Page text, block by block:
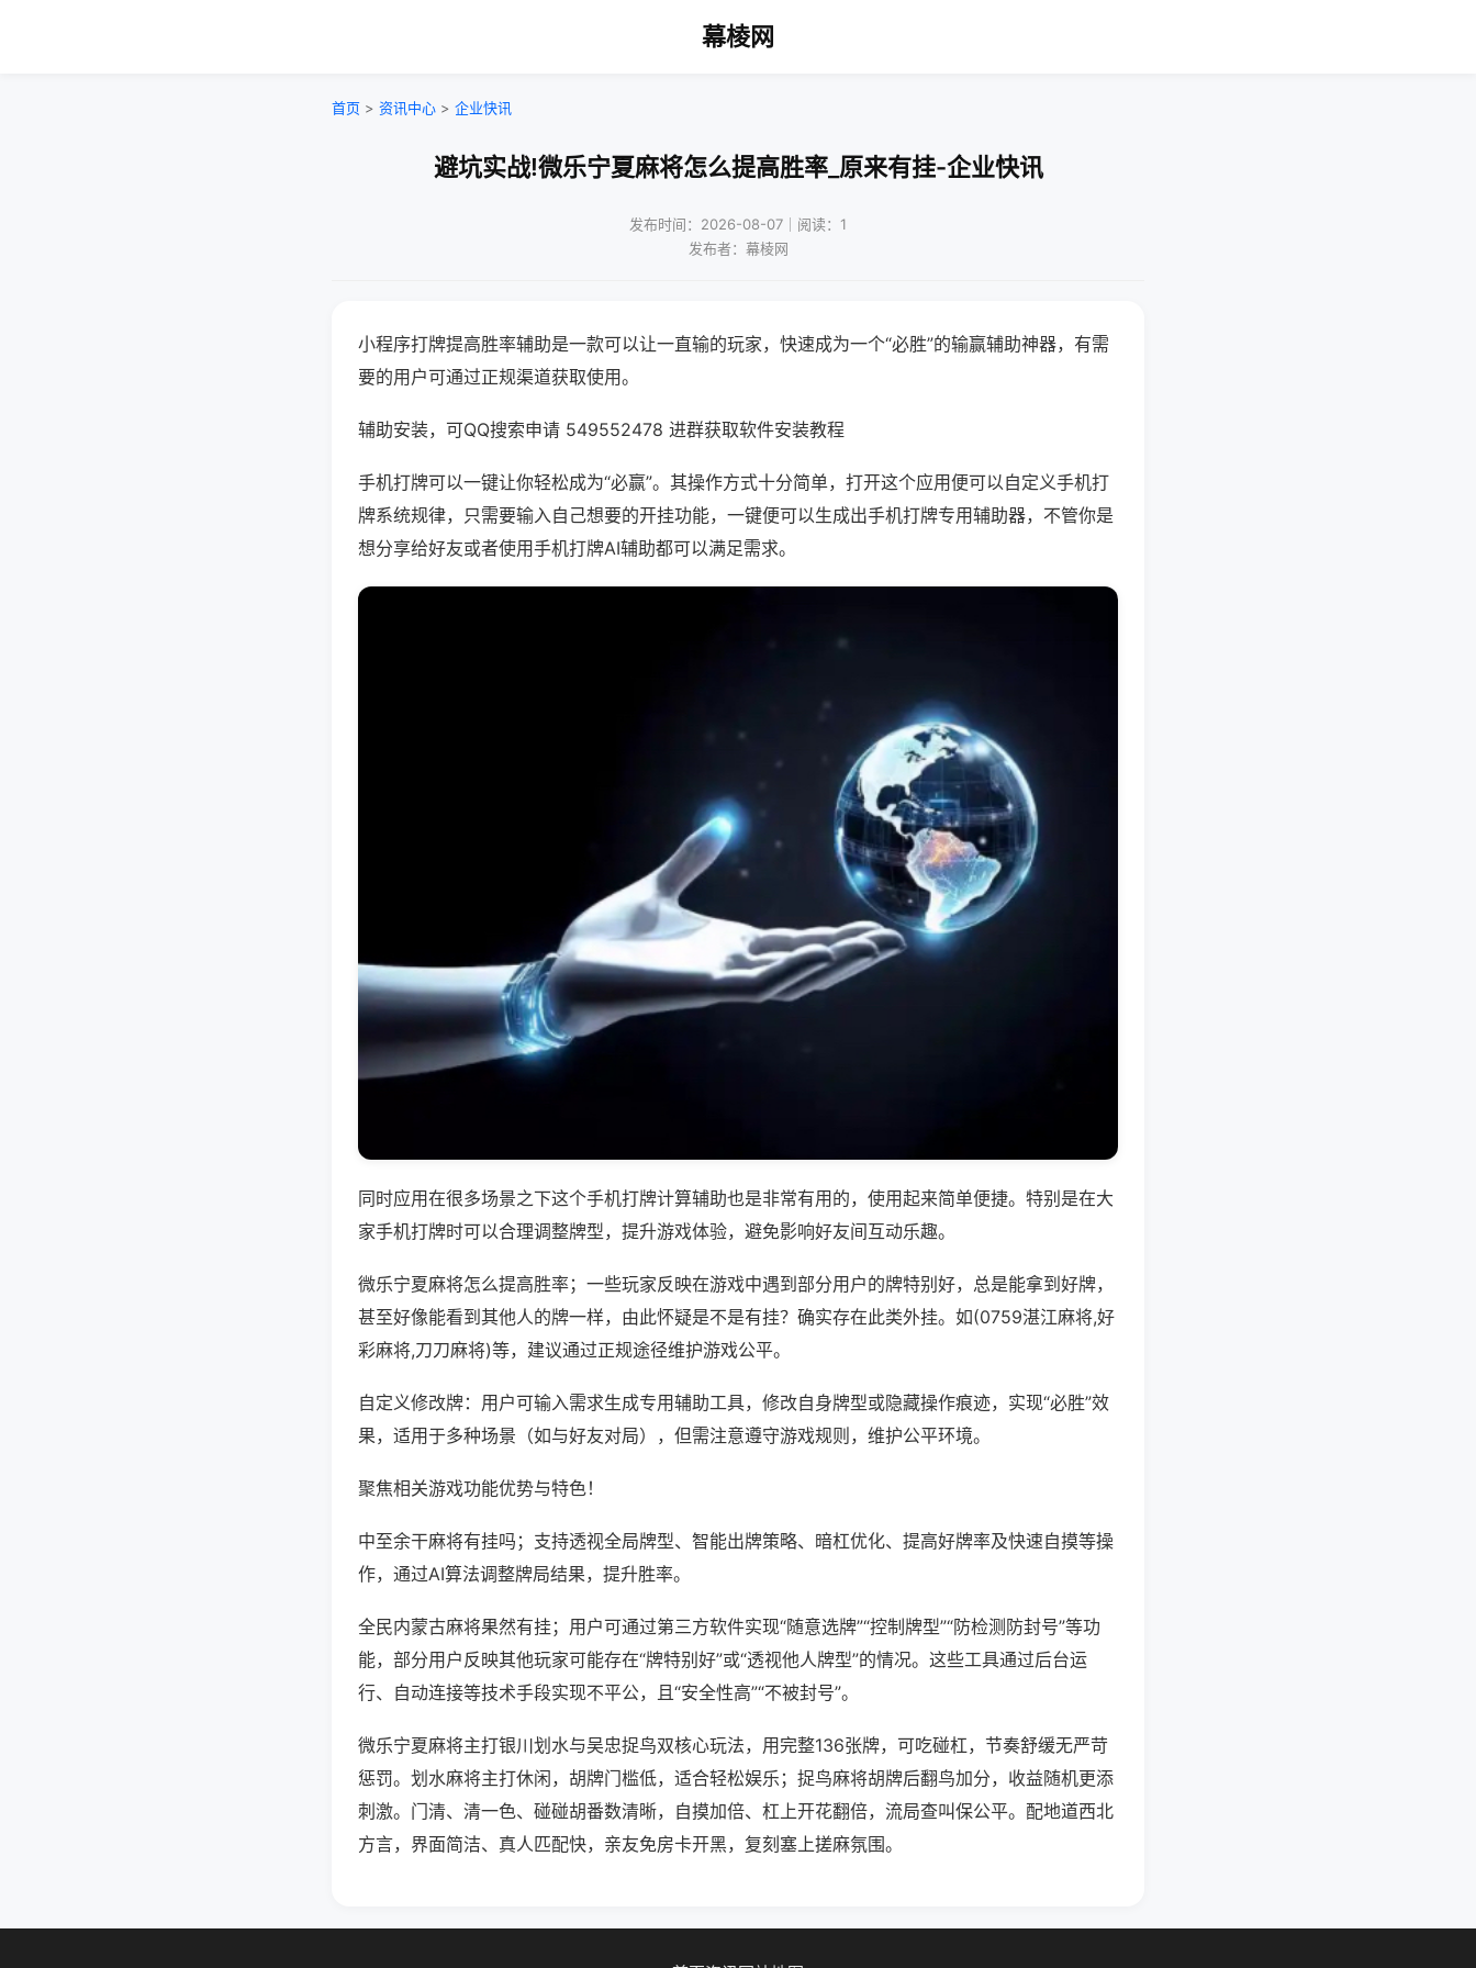
幕棱网
首页 > 资讯中心 > 企业快讯
避坑实战!微乐宁夏麻将怎么提高胜率_原来有挂-企业快讯
发布时间：2026-08-07｜阅读：1
发布者：幕棱网
小程序打牌提高胜率辅助是一款可以让一直输的玩家，快速成为一个“必胜”的输赢辅助神器，有需
要的用户可通过正规渠道获取使用。
辅助安装，可QQ搜索申请 549552478 进群获取软件安装教程
手机打牌可以一键让你轻松成为“必赢”。其操作方式十分简单，打开这个应用便可以自定义手机打
牌系统规律，只需要输入自己想要的开挂功能，一键便可以生成出手机打牌专用辅助器，不管你是
想分享给好友或者使用手机打牌AI辅助都可以满足需求。
同时应用在很多场景之下这个手机打牌计算辅助也是非常有用的，使用起来简单便捷。特别是在大
家手机打牌时可以合理调整牌型，提升游戏体验，避免影响好友间互动乐趣。
微乐宁夏麻将怎么提高胜率；一些玩家反映在游戏中遇到部分用户的牌特别好，总是能拿到好牌，
甚至好像能看到其他人的牌一样，由此怀疑是不是有挂？确实存在此类外挂。如(0759湛江麻将,好
彩麻将,刀刀麻将)等，建议通过正规途径维护游戏公平。
自定义修改牌：用户可输入需求生成专用辅助工具，修改自身牌型或隐藏操作痕迹，实现“必胜”效
果，适用于多种场景（如与好友对局），但需注意遵守游戏规则，维护公平环境。
聚焦相关游戏功能优势与特色！
中至余干麻将有挂吗；支持透视全局牌型、智能出牌策略、暗杠优化、提高好牌率及快速自摸等操
作，通过AI算法调整牌局结果，提升胜率。
全民内蒙古麻将果然有挂；用户可通过第三方软件实现“随意选牌”“控制牌型”“防检测防封号”等功
能，部分用户反映其他玩家可能存在“牌特别好”或“透视他人牌型”的情况。这些工具通过后台运
行、自动连接等技术手段实现不平公，且“安全性高”“不被封号”。
微乐宁夏麻将主打银川划水与吴忠捉鸟双核心玩法，用完整136张牌，可吃碰杠，节奏舒缓无严苛
惩罚。划水麻将主打休闲，胡牌门槛低，适合轻松娱乐；捉鸟麻将胡牌后翻鸟加分，收益随机更添
刺激。门清、清一色、碰碰胡番数清晰，自摸加倍、杠上开花翻倍，流局查叫保公平。配地道西北
方言，界面简洁、真人匹配快，亲友免房卡开黑，复刻塞上搓麻氛围。